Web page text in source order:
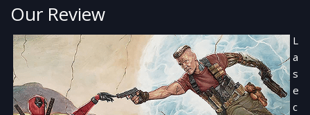
Our Review
L
a
s
e
c